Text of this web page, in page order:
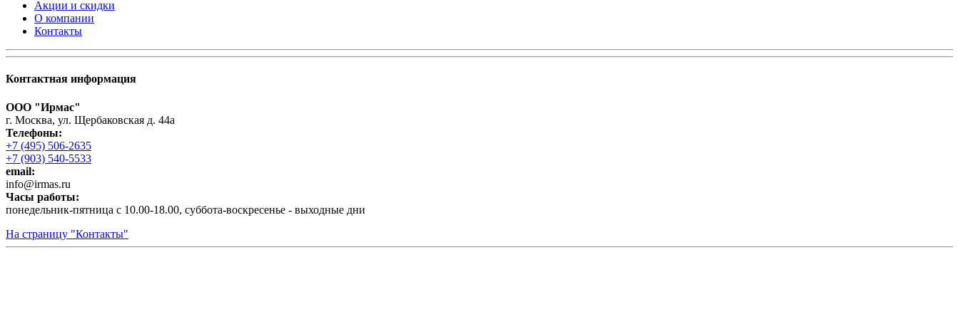
Акции и скидки
О компании
Контакты
Контактная информация
ООО "Ирмас"
г. Москва, ул. Щербаковская д. 44а
Телефоны:
+7 (495) 506-2635
+7 (903) 540-5533
email:
infо@irmas.ru
Часы работы:
понедельник-пятница с 10.00-18.00, суббота-воскресенье - выходные дни
На страницу "Контакты"